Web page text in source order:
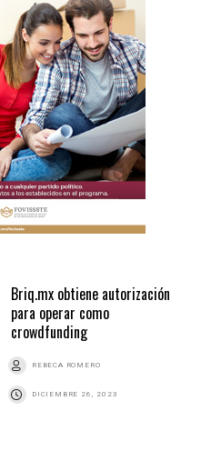
Briq.mx obtiene autorización
para operar como
crowdfunding
REBECA ROMERO
DICIEMBRE 26, 2023